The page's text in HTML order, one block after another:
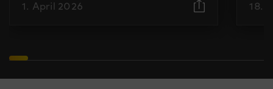
1. April 2026 18.